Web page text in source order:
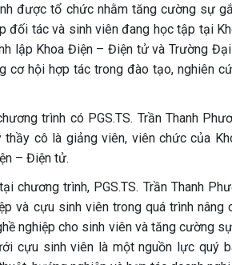
được tổ chức nhằm tăng cường sự
đối tác và sinh viên đang học tập tại
lập Khoa Điện – Điện tử và Trường
cơ hội hợp tác trong đào tạo, nghiên
trình có PGS.TS. Trần Thanh
thầy cô là giảng viên, viên chức của
– Điện tử.
chương trình, PGS.TS. Trần Thanh
và cựu sinh viên trong quá trình
nghiệp cho sinh viên và tăng cường
cựu sinh viên là một nguồn lực quý